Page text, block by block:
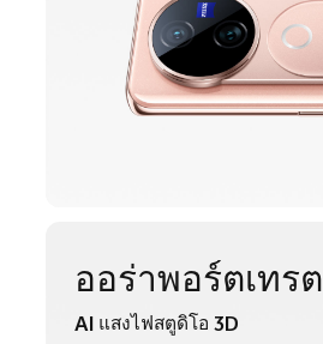
ออร่าพอร์ตเทรต
AI แสงไฟสตูดิโอ 3D